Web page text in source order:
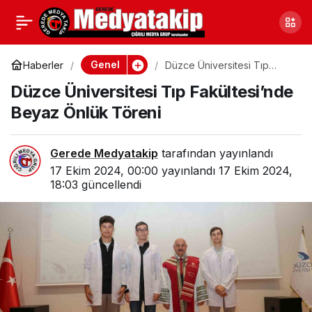
Haberler Genel
Düzce Üniversitesi Tıp
Töreni
Düzce Üniversitesi Tıp Fakültesi’nde
Beyaz Önlük Töreni
Gerede Medyatakip tarafından yayınlandı
17 Ekim 2024, 00:00 yayınlandı 17 Ekim 2024,
18:03 güncellendi
Süt İnsanlar İçin Yararlı
mı?
Paylaş